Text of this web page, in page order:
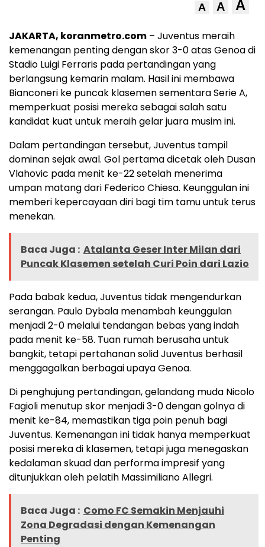
A A A
JAKARTA, koranmetro.com – Juventus meraih
kemenangan penting dengan skor 3-0 atas Genoa di
Stadio Luigi Ferraris pada pertandingan yang
berlangsung kemarin malam. Hasil ini membawa
Bianconeri ke puncak klasemen sementara Serie A,
memperkuat posisi mereka sebagai salah satu
kandidat kuat untuk meraih gelar juara musim ini.
Dalam pertandingan tersebut, Juventus tampil
dominan sejak awal. Gol pertama dicetak oleh Dusan
Vlahovic pada menit ke-22 setelah menerima
umpan matang dari Federico Chiesa. Keunggulan ini
memberi kepercayaan diri bagi tim tamu untuk terus
menekan.
Baca Juga : Atalanta Geser Inter Milan dari
Puncak Klasemen setelah Curi Poin dari Lazio
Pada babak kedua, Juventus tidak mengendurkan
serangan. Paulo Dybala menambah keunggulan
menjadi 2-0 melalui tendangan bebas yang indah
pada menit ke-58. Tuan rumah berusaha untuk
bangkit, tetapi pertahanan solid Juventus berhasil
menggagalkan berbagai upaya Genoa.
Di penghujung pertandingan, gelandang muda Nicolo
Fagioli menutup skor menjadi 3-0 dengan golnya di
menit ke-84, memastikan tiga poin penuh bagi
Juventus. Kemenangan ini tidak hanya memperkuat
posisi mereka di klasemen, tetapi juga menegaskan
kedalaman skuad dan performa impresif yang
ditunjukkan oleh pelatih Massimiliano Allegri.
Baca Juga : Como FC Semakin Menjauhi
Zona Degradasi dengan Kemenangan
Penting